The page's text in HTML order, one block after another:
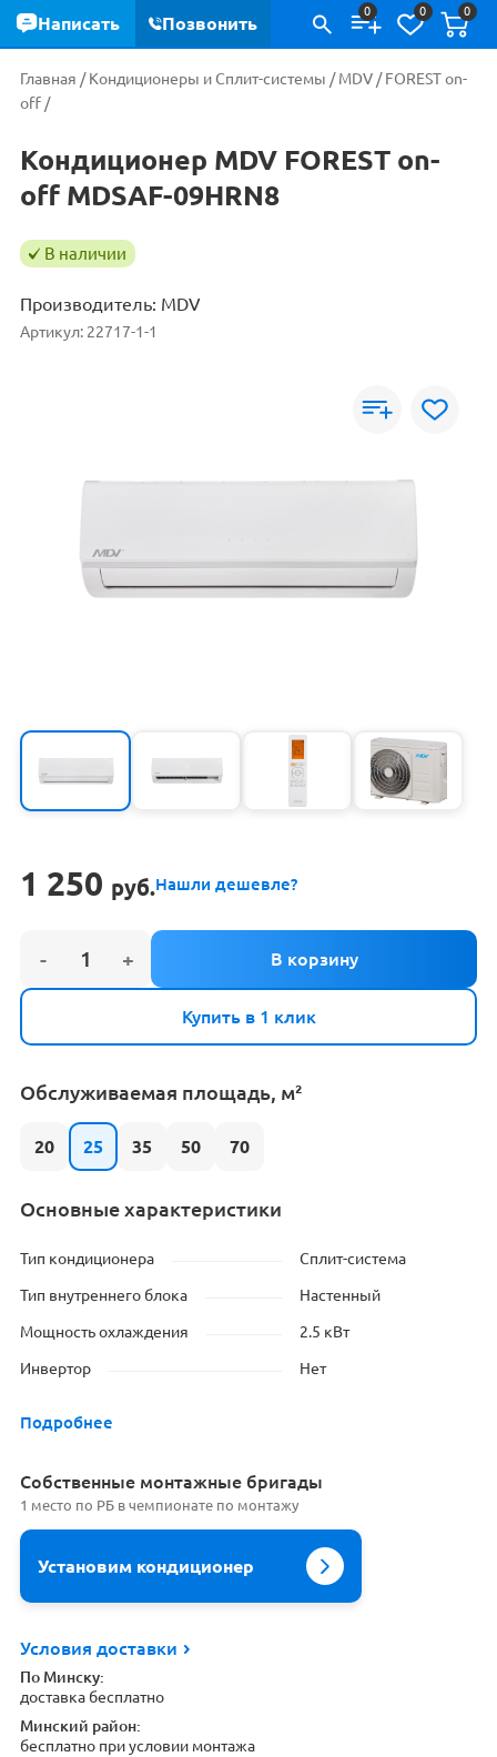
0 0 0
Главная /Кондиционеры и Сплит-системы /MDV /FOREST on-
off /
Кондиционер MDV FOREST on-
off MDSAF-09HRN8
В наличии
Производитель: MDV
Артикул: 22717-1-1
1 250 руб.Нашли дешевле?
Купить в 1 клик
Обслуживаемая площадь, м²
20 25 35 50 70
Основные характеристики
Тип кондиционера Сплит-система
Тип внутреннего блока Настенный
Мощность охлаждения 2.5 кВт
Инвертор Нет
Подробнее
Cобственные монтажные бригады
1 место по РБ в чемпионате по монтажу
Установим кондиционер
Условия доставки
По Минску:
доставка бесплатно
Минский район:
бесплатно при условии монтажа
Написать Позвонить